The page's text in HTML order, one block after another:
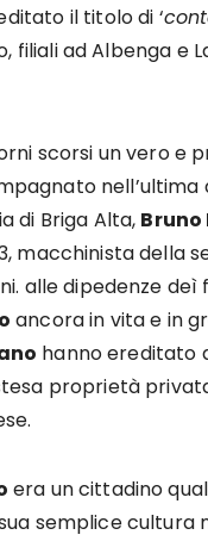
il titolo di ‘
filiali ad Albenga e
scorsi un vero e
di Briga Alta,
macchinista della
alle dipedenze deì
ancora in vita e in
hanno ereditato
proprietà
era un cittadino
semplice cultura